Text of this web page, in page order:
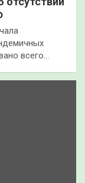
всего…